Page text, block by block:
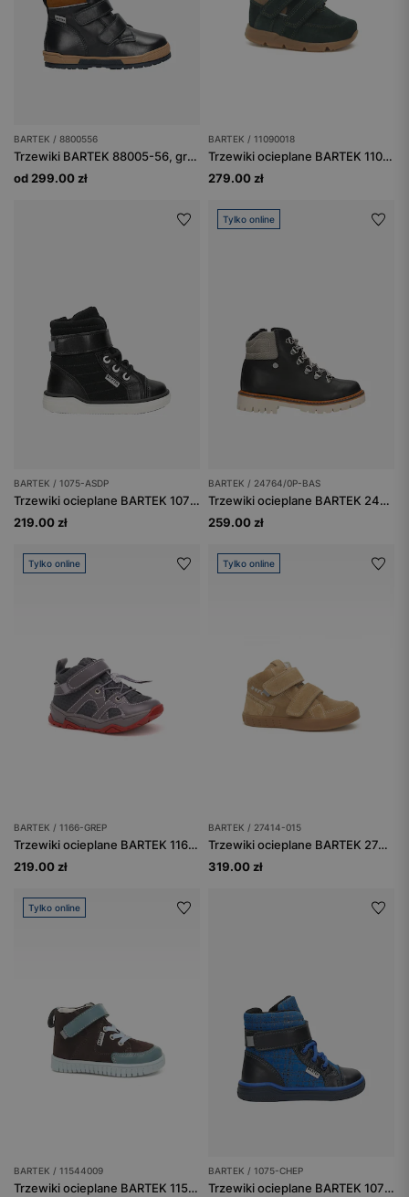
BARTEK / 8800556
Trzewiki BARTEK 88005-56, granatowo-brązowe
od 299.00 zł
BARTEK / 11090018
Trzewiki ocieplane BARTEK 11090018, dla chłopców, zielony
279.00 zł
BARTEK / 1075-ASDP
Trzewiki ocieplane BARTEK 1075-ASDP, dla chłopców, czarny
219.00 zł
Tylko online
BARTEK / 24764/0P-BAS
Trzewiki ocieplane BARTEK 24764/0P-BAS, brązowy
259.00 zł
Tylko online
BARTEK / 1166-GREP
Trzewiki ocieplane BARTEK 1166-GREP, dla chłopców, szaro-czerwony
219.00 zł
Tylko online
BARTEK / 27414-015
Trzewiki ocieplane BARTEK 27414-015, dla chłopców, beżowy
319.00 zł
Tylko online
BARTEK / 11544009
Trzewiki ocieplane BARTEK 11544009, dla chłopców, brązowo-niebieski
BARTEK / 1075-CHEP
Trzewiki ocieplane BARTEK 1075-CHEP, dla chłopców, niebiesko-granatowy